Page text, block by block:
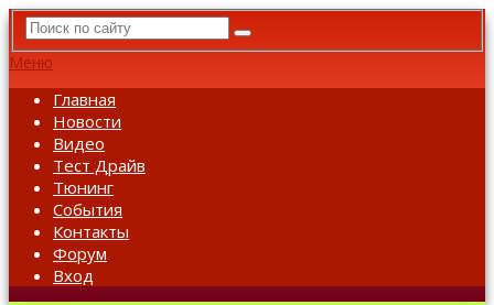
Меню
Главная
Новости
Видео
Тест Драйв
Тюнинг
События
Контакты
Форум
Вход